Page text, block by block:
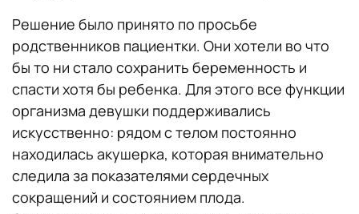
Решение было принято по просьбе
родственников пациентки. Они хотели во что
бы то ни стало сохранить беременность и
спасти хотя бы ребенка. Для этого все функции
организма девушки поддерживались
искусственно: рядом с телом постоянно
находилась акушерка, которая внимательно
следила за показателями сердечных
сокращений и состоянием плода.